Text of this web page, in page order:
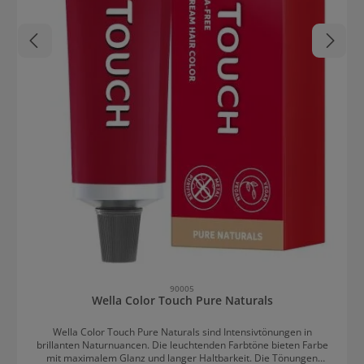
90005
Wella Color Touch Pure Naturals
Wella Color Touch Pure Naturals sind Intensivtönungen in
brillanten Naturnuancen. Die leuchtenden Farbtöne bieten Farbe
mit maximalem Glanz und langer Haltbarkeit. Die Tönungen